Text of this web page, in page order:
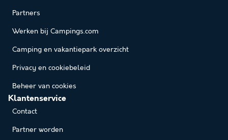
Partners
Werken bij Campings.com
Camping en vakantiepark overzicht
Privacy en cookiebeleid
Beheer van cookies
Klantenservice
Contact
Partner worden